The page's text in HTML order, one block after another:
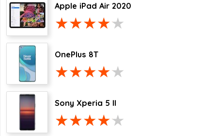
Apple iPad Air 2020
OnePlus 8T
Sony Xperia 5 II